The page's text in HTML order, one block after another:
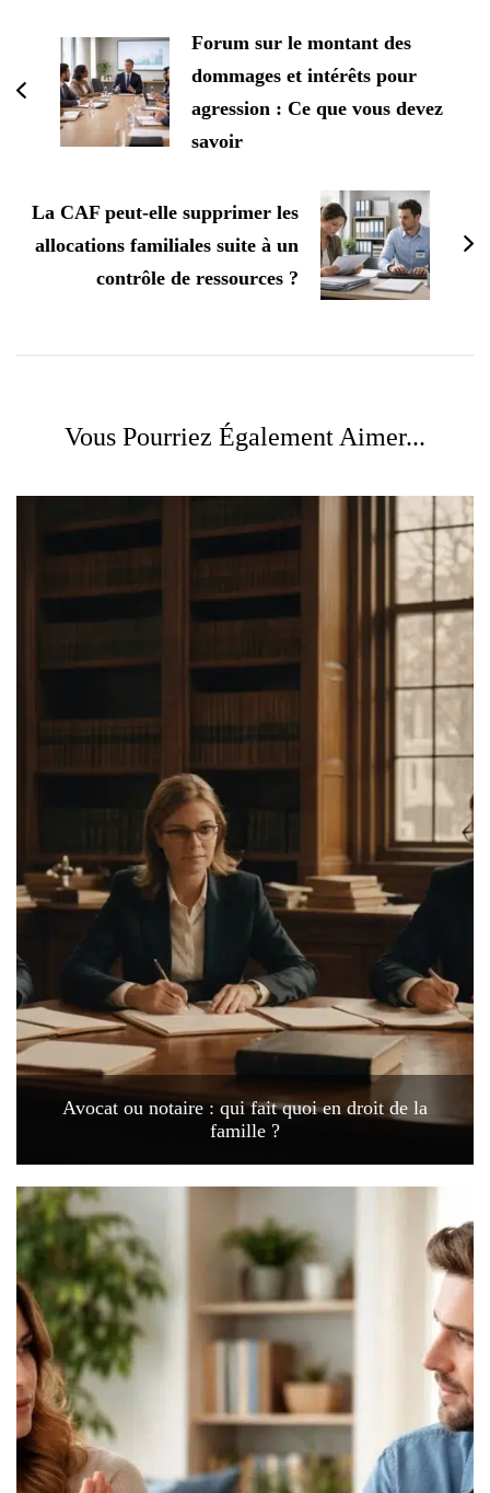
Forum sur le montant des
dommages et intérêts pour
agression : Ce que vous devez
savoir
La CAF peut-elle supprimer les
allocations familiales suite à un
contrôle de ressources ?
Vous Pourriez Également Aimer...
Avocat ou notaire : qui fait quoi en droit de la
famille ?